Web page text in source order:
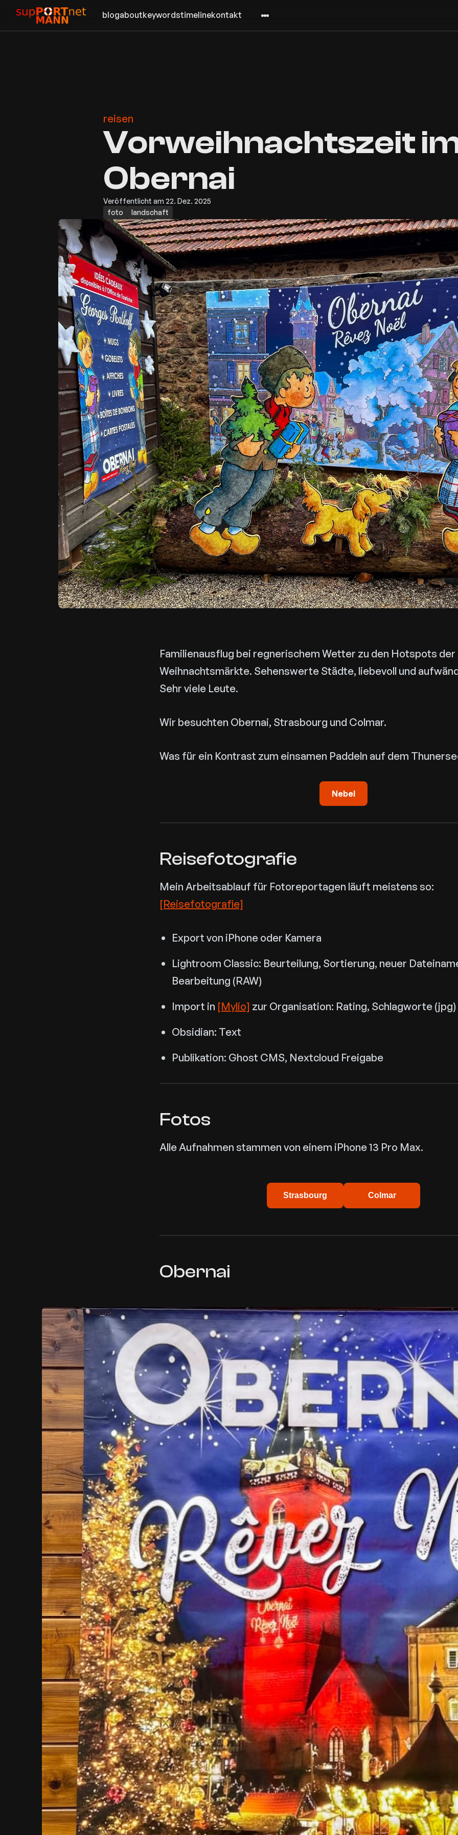
blogaboutkeywordstimelinekontakt
reisen
Vorweihnachtszeit
Obernai
Veröffentlicht am 22. Dez. 2025
foto
landschaft
Familienausflug bei regnerischem Wetter zu den Hotspots der
Weihnachtsmärkte. Sehenswerte Städte, liebevoll und
Sehr viele Leute.
Wir besuchten Obernai, Strasbourg und Colmar.
Was für ein Kontrast zum einsamen Paddeln auf dem
Nebel
Reisefotografie
Mein Arbeitsablauf für Fotoreportagen läuft meistens so:
[Reisefotografie]
Export von iPhone oder Kamera
Lightroom Classic: Beurteilung, Sortierung, neuer
Bearbeitung (RAW)
Import in [Mylio] zur Organisation: Rating, Schlagworte (jpg)
Obsidian: Text
Publikation: Ghost CMS, Nextcloud Freigabe
Fotos
Alle Aufnahmen stammen von einem iPhone 13 Pro Max.
Strasbourg Colmar
Obernai